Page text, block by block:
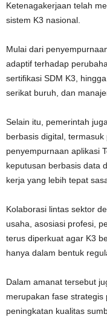
Ketenagakerjaan telah
sistem K3 nasional.
Mulai dari
adaptif terhadap
sertifikasi SDM K3,
serikat buruh, dan
Selain itu, pemerintah
berbasis digital,
penyempurnaan aplikasi
keputusan berbasis data
kerja yang lebih tepat
Kolaborasi lintas sektor
usaha, asosiasi profesi,
terus diperkuat agar K3
hanya dalam bentuk
Dalam amanat tersebut
merupakan fase
peningkatan kualitas